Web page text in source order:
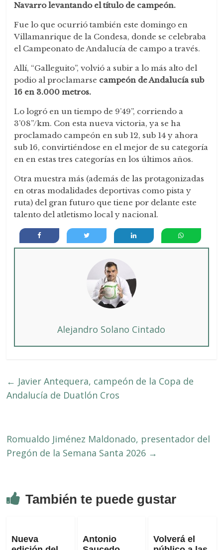
Navarro levantando el título de campeón.
Fue lo que ocurrió también este domingo en
Villamanrique de la Condesa, donde se celebraba
el Campeonato de Andalucía de campo a través.
Allí, “Galleguito”, volvió a subir a lo más alto del
podio al proclamarse campeón de Andalucía sub
16 en 3.000 metros.
Lo logró en un tiempo de 9’49’’, corriendo a
3’08’’/km. Con esta nueva victoria, ya se ha
proclamado campeón en sub 12, sub 14 y ahora
sub 16, convirtiéndose en el mejor de su categoría
en en estas tres categorías en los últimos años.
Otra muestra más (además de las protagonizadas
en otras modalidades deportivas como pista y
ruta) del gran futuro que tiene por delante este
talento del atletismo local y nacional.
Alejandro Solano Cintado
← Javier Antequera, campeón de la Copa de
Andalucía de Duatlón Cros
Romualdo Jiménez Maldonado, presentador del
Pregón de la Semana Santa 2026 →
También te puede gustar
Nueva
Antonio
Volverá el